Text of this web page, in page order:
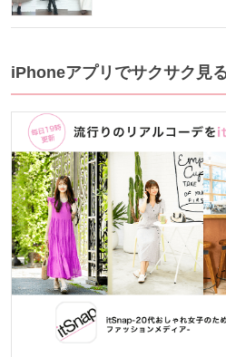
iPhoneアプリでサクサク見